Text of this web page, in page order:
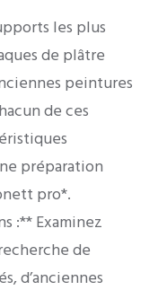
les plus
de plâtre
peintures
de ces
préparation
pro*.
:** Examinez
de
d’anciennes